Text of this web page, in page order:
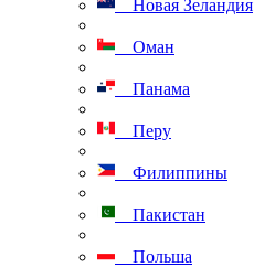
Новая Зеландия
Оман
Панама
Перу
Филиппины
Пакистан
Польша